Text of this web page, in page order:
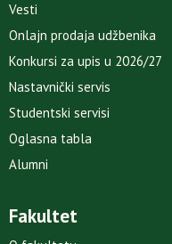
Vesti
Onlajn prodaja udžbenika
Konkursi za upis u 2026/27
Nastavnički servis
Studentski servisi
Oglasna tabla
Alumni
Fakultet